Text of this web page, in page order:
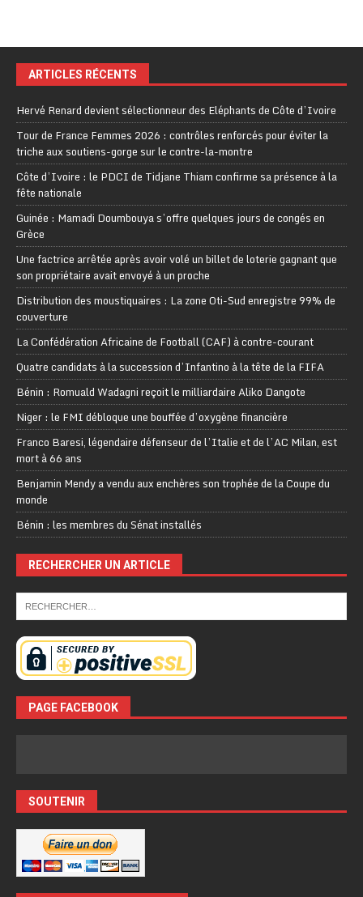
ARTICLES RÉCENTS
Hervé Renard devient sélectionneur des Eléphants de Côte d’Ivoire
Tour de France Femmes 2026 : contrôles renforcés pour éviter la
triche aux soutiens-gorge sur le contre-la-montre
Côte d’Ivoire : le PDCI de Tidjane Thiam confirme sa présence à la
fête nationale
Guinée : Mamadi Doumbouya s’offre quelques jours de congés en
Grèce
Une factrice arrêtée après avoir volé un billet de loterie gagnant que
son propriétaire avait envoyé à un proche
Distribution des moustiquaires : La zone Oti-Sud enregistre 99% de
couverture
La Confédération Africaine de Football (CAF) à contre-courant
Quatre candidats à la succession d’Infantino à la tête de la FIFA
Bénin : Romuald Wadagni reçoit le milliardaire Aliko Dangote
Niger : le FMI débloque une bouffée d’oxygène financière
Franco Baresi, légendaire défenseur de l’Italie et de l’AC Milan, est
mort à 66 ans
Benjamin Mendy a vendu aux enchères son trophée de la Coupe du
monde
Bénin : les membres du Sénat installés
RECHERCHER UN ARTICLE
PAGE FACEBOOK
SOUTENIR